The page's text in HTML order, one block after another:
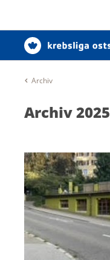
Archiv
Archiv 2025